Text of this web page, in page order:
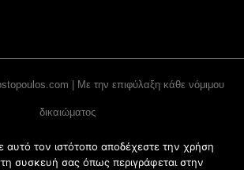
| Με την επιφύλαξη κάθε νόμιμου
δικαιώματος
ΠΟΛΙΤΙΚΉ ΑΠΟΡΡΉΤΟΥ
αυτό τον ιστότοπο αποδέχεστε την χρήση
συσκευή σας όπως περιγράφεται στην